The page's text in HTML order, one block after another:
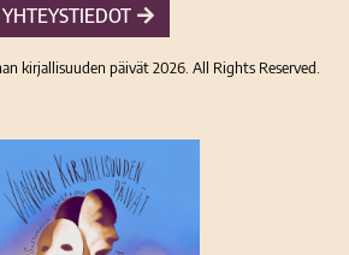
YHTEYSTIEDOT
kirjallisuuden päivät 2026. All Rights Reserved.